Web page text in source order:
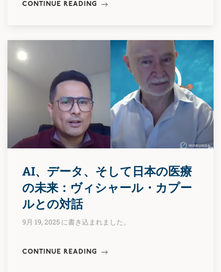
CONTINUE READING
AI、データ、そして日本の医療
の未来：ヴィシャール・カプー
ルとの対話
9月 19, 2025 に書き込まれました。
CONTINUE READING